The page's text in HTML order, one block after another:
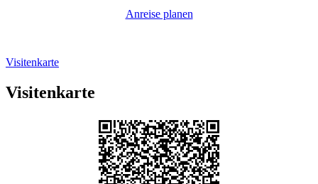
Anreise planen
Visitenkarte
Visitenkarte